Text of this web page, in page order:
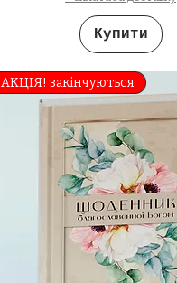
Купити
АКЦІЯ! закінчуються